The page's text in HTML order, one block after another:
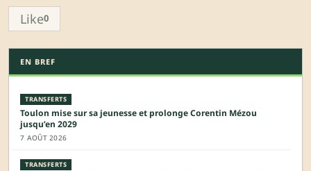
Like0
EN BREF
TRANSFERTS
Toulon mise sur sa jeunesse et prolonge Corentin Mézou
jusqu’en 2029
7 AOÛT 2026
TRANSFERTS